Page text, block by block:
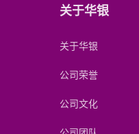
关于华银
关于华银
公司荣誉
公司文化